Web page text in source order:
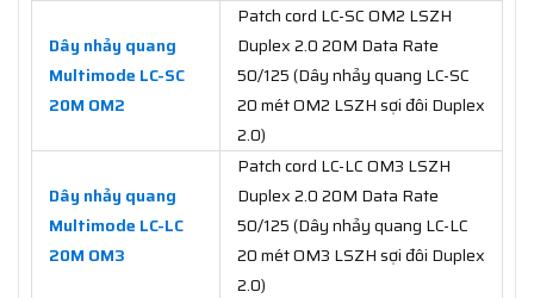
Dây nhảy quang
Multimode LC-SC
20M OM2
Patch cord LC-SC OM2 LSZH
Duplex 2.0 20M Data Rate
50/125 (Dây nhảy quang LC-SC
20 mét OM2 LSZH sợi đôi Duplex
2.0)
Dây nhảy quang
Multimode LC-LC
20M OM3
Patch cord LC-LC OM3 LSZH
Duplex 2.0 20M Data Rate
50/125 (Dây nhảy quang LC-LC
20 mét OM3 LSZH sợi đôi Duplex
2.0)